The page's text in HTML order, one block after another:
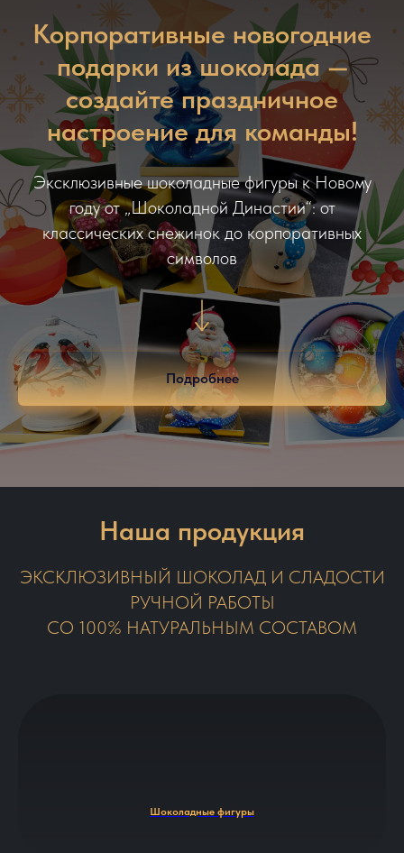
Корпоративные новогодние
подарки из шоколада —
создайте праздничное
настроение для команды!
Эксклюзивные шоколадные фигуры к Новому
году от „Шоколадной Династии“: от
классических снежинок до корпоративных
символов
Подробнее
Наша продукция
ЭКСКЛЮЗИВНЫЙ ШОКОЛАД И СЛАДОСТИ
РУЧНОЙ РАБОТЫ
СО 100% НАТУРАЛЬНЫМ СОСТАВОМ
Шоколадные фигуры